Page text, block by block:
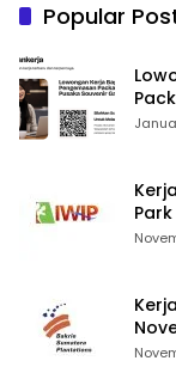
Popular